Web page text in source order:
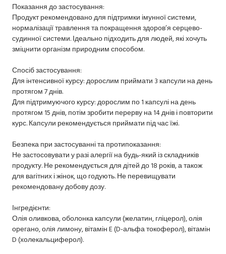
Показання до застосування:
Продукт рекомендовано для підтримки імунної системи,
нормалізації травлення та покращення здоров’я серцево-
судинної системи. Ідеально підходить для людей, які хочуть
зміцнити організм природним способом.
Спосіб застосування:
Для інтенсивної курсу: дорослим приймати 3 капсули на день
протягом 7 днів.
Для підтримуючого курсу: дорослим по 1 капсулі на день
протягом 15 днів, потім зробити перерву на 14 днів і повторити
курс. Капсули рекомендується приймати під час їжі.
Безпека при застосуванні та протипоказання:
Не застосовувати у разі алергії на будь-який із складників
продукту. Не рекомендується для дітей до 18 років, а також
для вагітних і жінок, що годують. Не перевищувати
рекомендовану добову дозу.
Інгредієнти:
Олія оливкова, оболонка капсули (желатин, гліцерол), олія
орегано, олія лимону, вітамін E (D-альфа токоферол), вітамін
D (холекальциферол).